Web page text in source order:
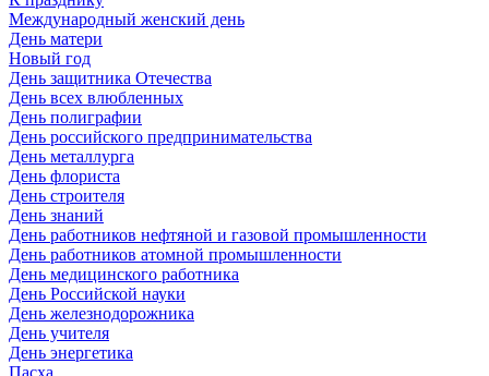
Международный женский день
День матери
Новый год
День защитника Отечества
День всех влюбленных
День полиграфии
День российского предпринимательства
День металлурга
День флориста
День строителя
День знаний
День работников нефтяной и газовой промышленности
День работников атомной промышленности
День медицинского работника
День Российской науки
День железнодорожника
День учителя
День энергетика
Пасха